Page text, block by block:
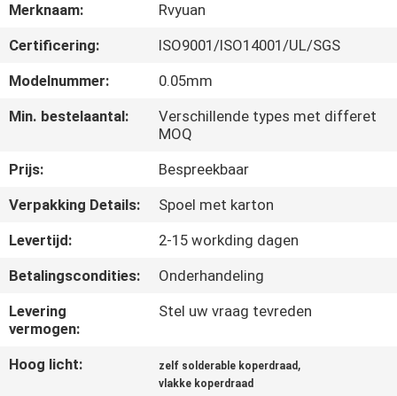
FABRIEKSREIS
KWALITEITSCONTROLE
ONS
NIEUWS
OM EEN
CITAAT
Merknaam:
Rvyuan
Certificering:
ISO9001/ISO14001/UL/SGS
Modelnummer:
0.05mm
Min. bestelaantal:
Verschillende types met differet
MOQ
Prijs:
Bespreekbaar
Verpakking Details:
Spoel met karton
Levertijd:
2-15 workding dagen
Betalingscondities:
Onderhandeling
Levering
vermogen:
Stel uw vraag tevreden
Hoog licht: zelf solderable koperdraad ,
vlakke koperdraad